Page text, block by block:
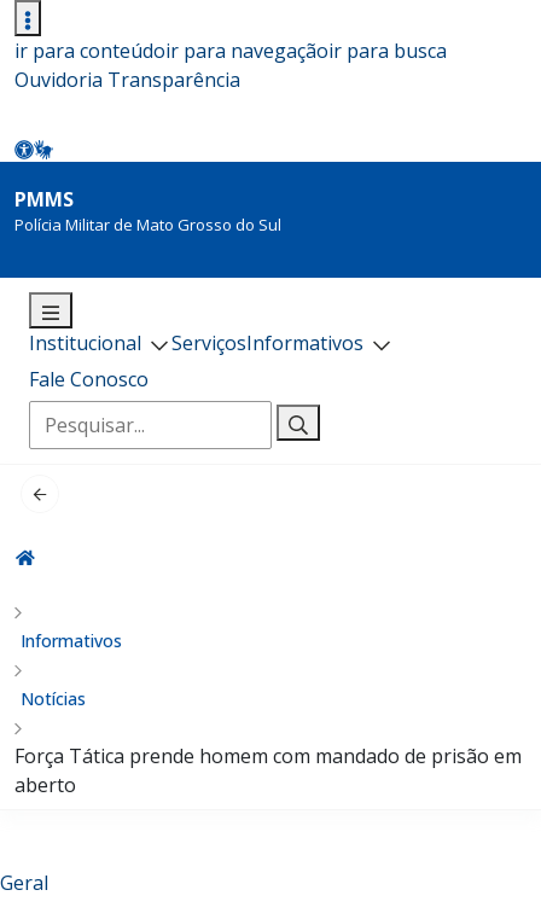
ir para conteúdoir para navegaçãoir para busca
Ouvidoria Transparência
PMMS
Polícia Militar de Mato Grosso do Sul
Institucional ServiçosInformativos
Fale Conosco
Pesquisar
por:
Informativos
Notícias
Força Tática prende homem com mandado de prisão em
aberto
Geral